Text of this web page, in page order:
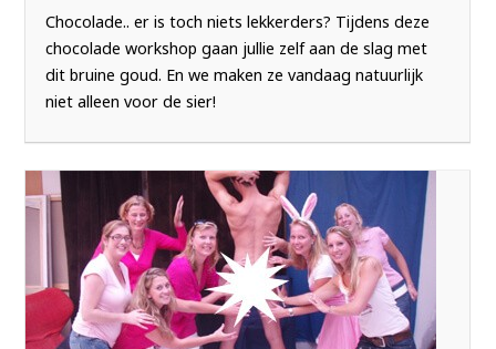
Chocolade.. er is toch niets lekkerders? Tijdens deze
chocolade workshop gaan jullie zelf aan de slag met
dit bruine goud. En we maken ze vandaag natuurlijk
niet alleen voor de sier!